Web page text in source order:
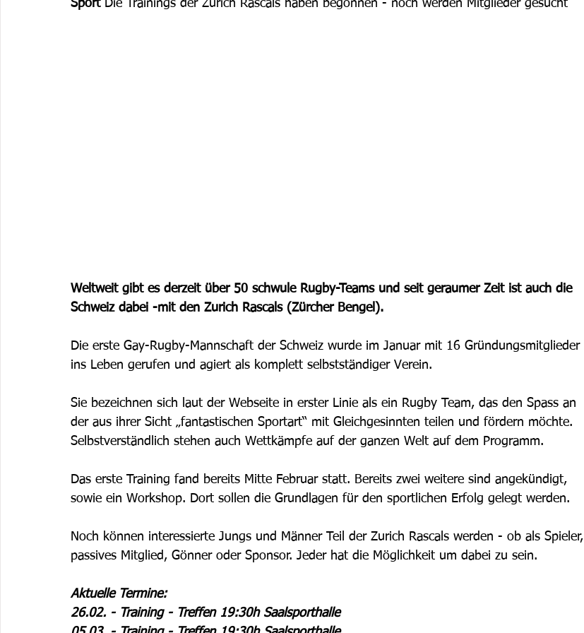
Sport Die Trainings der Zurich Rascals haben begonnen - noch werden Mitglieder gesucht
Weltweit gibt es derzeit über 50 schwule Rugby-Teams und seit geraumer Zeit ist auch die
Schweiz dabei -mit den Zurich Rascals (Zürcher Bengel).
Die erste Gay-Rugby-Mannschaft der Schweiz wurde im Januar mit 16 Gründungsmitglieder
ins Leben gerufen und agiert als komplett selbstständiger Verein.
Sie bezeichnen sich laut der Webseite in erster Linie als ein Rugby Team, das den Spass an
der aus ihrer Sicht „fantastischen Sportart“ mit Gleichgesinnten teilen und fördern möchte.
Selbstverständlich stehen auch Wettkämpfe auf der ganzen Welt auf dem Programm.
Das erste Training fand bereits Mitte Februar statt. Bereits zwei weitere sind angekündigt,
sowie ein Workshop. Dort sollen die Grundlagen für den sportlichen Erfolg gelegt werden.
Noch können interessierte Jungs und Männer Teil der Zurich Rascals werden - ob als Spieler,
passives Mitglied, Gönner oder Sponsor. Jeder hat die Möglichkeit um dabei zu sein.
Aktuelle Termine:
26.02. - Training - Treffen 19:30h Saalsporthalle